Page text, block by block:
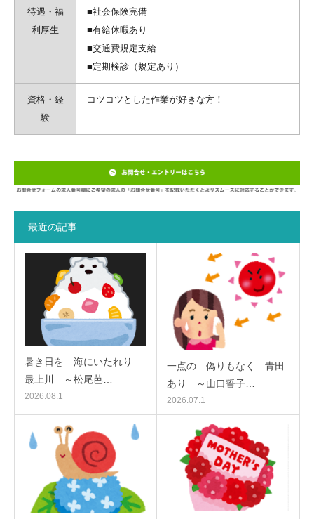
待遇・福
利厚生
■社会保険完備
■有給休暇あり
■交通費規定支給
■定期検診（規定あり）
資格・経
験
コツコツとした作業が好きな方！
最近の記事
暑き日を 海にいたれり
最上川 ～松尾芭…
2026.08.1
一点の 偽りもなく 青田
あり ～山口誓子…
2026.07.1